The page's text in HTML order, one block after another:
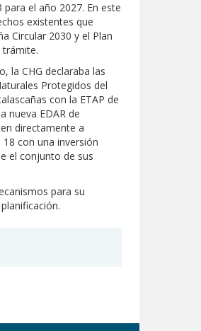
el año 2027. En este
existentes que
Circular 2030 y el Plan
trámite.
la CHG declaraba las
Protegidos del
con la ETAP de
nueva EDAR de
directamente a
con una inversión
el conjunto de sus
para su